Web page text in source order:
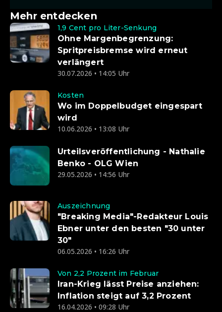
Mehr entdecken
1,9 Cent pro Liter-Senkung
Ohne Margenbegrenzung:
Spritpreisbremse wird erneut
verlängert
30.07.2026 • 14:05 Uhr
Kosten
Wo im Doppelbudget eingespart
wird
10.06.2026 • 13:08 Uhr
Urteilsveröffentlichung - Nathalie
Benko - OLG Wien
29.05.2026 • 14:56 Uhr
Auszeichnung
"Breaking Media"-Redakteur Louis
Ebner unter den besten "30 unter
30"
06.05.2026 • 16:26 Uhr
Von 2,2 Prozent im Februar
Iran-Krieg lässt Preise anziehen:
Inflation steigt auf 3,2 Prozent
16.04.2026 • 09:28 Uhr